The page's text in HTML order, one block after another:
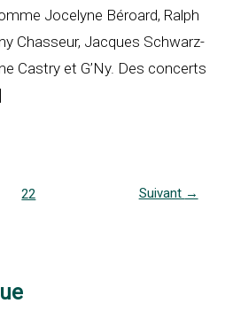
Jocelyne Béroard, Ralph
Chasseur, Jacques Schwarz-
Castry et G’Ny. Des concerts
22 Suivant →